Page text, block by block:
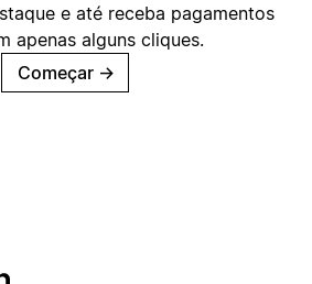
e até receba pagamentos
apenas alguns cliques.
Começar →